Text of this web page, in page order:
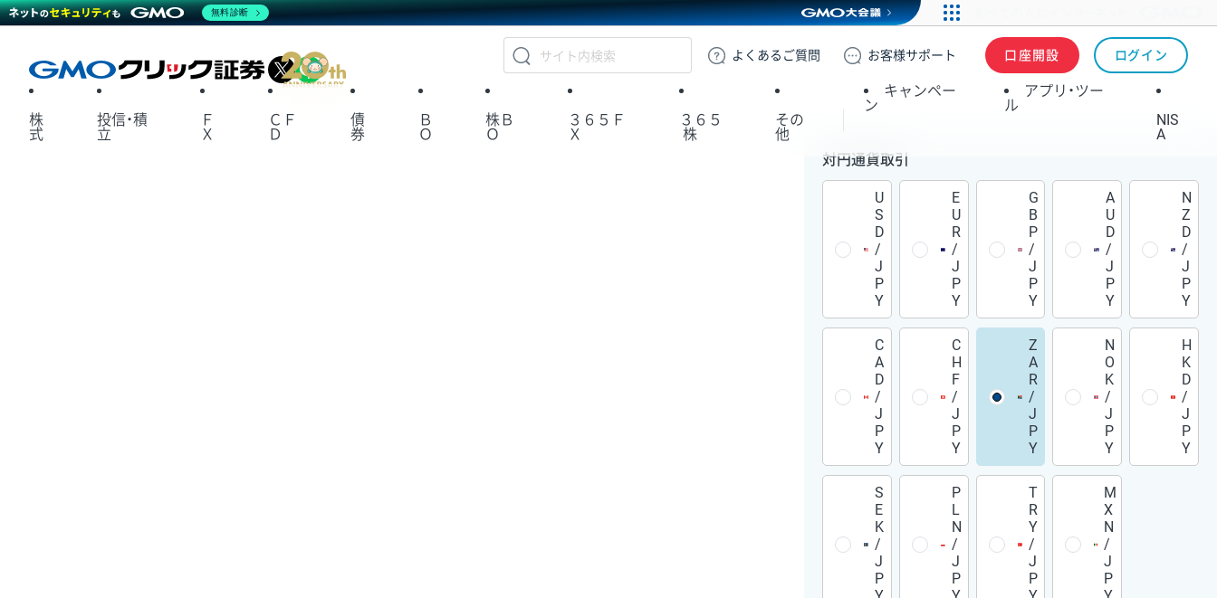
GMOクリック証券
よくある ご質問 お客様サポート 口座開設 ログイン
X
株
式
投信・積
立
Ｆ
Ｘ
ＣＦ
Ｄ
債
券
Ｂ
Ｏ
株Ｂ
Ｏ
３６５Ｆ
Ｘ
３６５
株
その
他
キャンペー
ン
アプリ・ツー
ル
NIS
A
対円通貨取引
U
S
D
/
J
P
Y
E
U
R
/
J
P
Y
G
B
P
/
J
P
Y
A
U
D
/
J
P
Y
N
Z
D
/
J
P
Y
C
A
D
/
J
P
Y
C
H
F
/
J
P
Y
Z
A
R
/
J
P
Y
N
O
K
/
J
P
Y
H
K
D
/
J
P
Y
S
E
K
/
J
P
P
L
N
/
J
P
T
R
Y
/
J
P
M
X
N
/
J
P
無料診断